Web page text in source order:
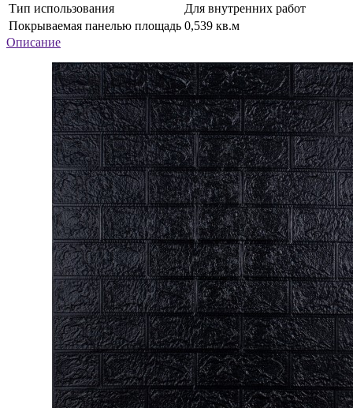
Тип использования
Для внутренних работ
Покрываемая панелью площадь 0,539 кв.м
Описание